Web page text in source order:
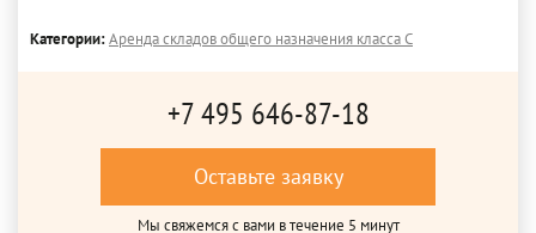
Категории:Аренда складов общего назначения класса C
+7 495 646-87-18
Оставьте заявку
Мы свяжемся с вами в течение 5 минут